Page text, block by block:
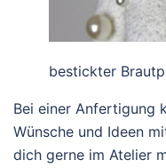
bestickter
Bei einer Anfertigung
Wünsche und Ideen
dich gerne im Atelier